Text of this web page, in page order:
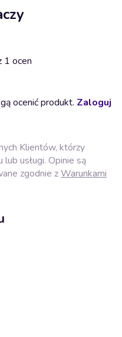
1 ocen
ocenić produkt. Zaloguj
Klientów, którzy
usługi. Opinie są
zgodnie zWarunkami